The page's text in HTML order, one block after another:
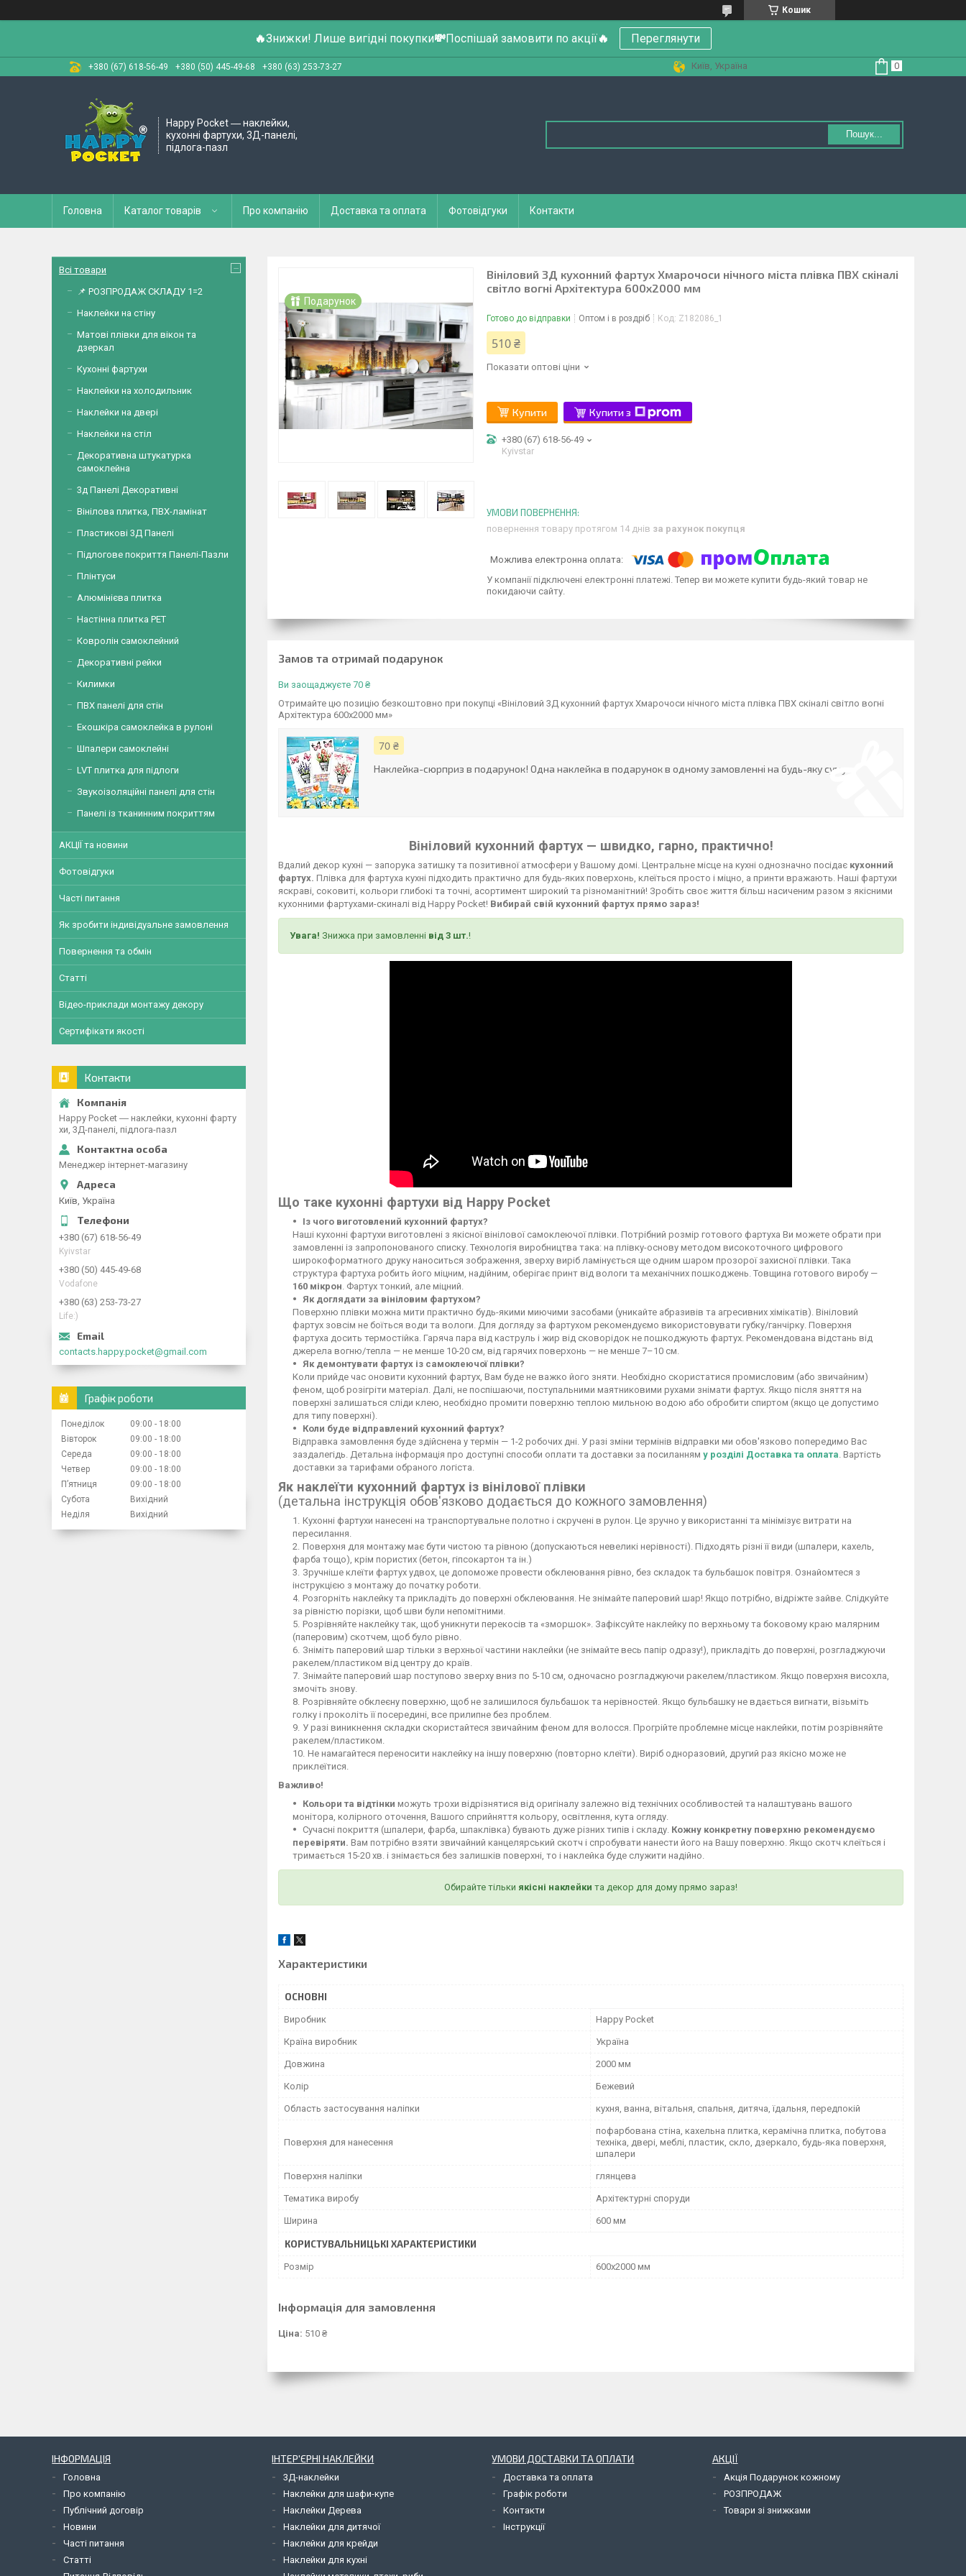
Кошик
🔥Знижки! Лише вигідні покупки💸Поспішай замовити по акції🔥 Переглянути
+380 (67) 618-56-49 +380 (50) 445-49-68 +380 (63) 253-73-27 Київ, Україна
Happy Pocket ― наклейки,
кухонні фартухи, 3Д-панелі,
підлога-пазл
Пошук...
Головна Каталог товарів Про компанію Доставка та оплата Фотовідгуки Контакти
Подарунок
Вініловий 3Д кухонний фартух Хмарочоси нічного міста плівка ПВХ скіналі
світло вогні Архітектура 600х2000 мм
Готово до відправки Оптом і в роздріб Код: Z182086_1
510 ₴
Показати оптові ціни
Купити Купити з
+380 (67) 618-56-49
Kyivstar
повернення товару протягом 14 днів за рахунок покупця
У компанії підключені електронні платежі. Тепер ви можете купити будь-який товар не
покидаючи сайту.
Замов та отримай подарунок
Ви заощаджуєте 70 ₴
Отримайте цю позицію безкоштовно при покупці «Вініловий 3Д кухонний фартух Хмарочоси нічного міста плівка ПВХ скіналі світло вогні
Архітектура 600х2000 мм»
70 ₴
Наклейка-сюрприз в подарунок! Одна наклейка в подарунок в одному замовленні на будь-яку суму
Вініловий кухонний фартух — швидко, гарно, практично!
Вдалий декор кухні — запорука затишку та позитивної атмосфери у Вашому домі. Центральне місце на кухні однозначно посідає кухонний
фартух. Плівка для фартуха кухні підходить практично для будь-яких поверхонь, клеїться просто і міцно, а принти вражають. Наші фартухи
яскраві, соковиті, кольори глибокі та точні, асортимент широкий та різноманітний! Зробіть своє життя більш насиченим разом з якісними
кухонними фартухами-скиналі від Happy Pocket! Вибирай свій кухонний фартух прямо зараз!
Увага! Знижка при замовленні від 3 шт.!
Що таке кухонні фартухи від Happy Pocket
Із чого виготовлений кухонний фартух?
Наші кухонні фартухи виготовлені з якісної вінілової самоклеючої плівки. Потрібний розмір готового фартуха Ви можете обрати при
замовленні із запропонованого списку. Технологія виробництва така: на плівку-основу методом високоточного цифрового
широкоформатного друку наноситься зображення, зверху виріб ламінується ще одним шаром прозорої захисної плівки. Така
структура фартуха робить його міцним, надійним, оберігає принт від вологи та механічних пошкоджень. Товщина готового виробу —
160 мікрон . Фартух тонкий, але міцний.
Як доглядати за вініловим фартухом?
Поверхню плівки можна мити практично будь-якими миючими засобами (уникайте абразивів та агресивних хімікатів). Вініловий
фартух зовсім не боїться води та вологи. Для догляду за фартухом рекомендуємо використовувати губку/ганчірку. Поверхня
фартуха досить термостійка. Гаряча пара від каструль і жир від сковорідок не пошкоджують фартух. Рекомендована відстань від
джерела вогню/тепла — не менше 10-20 см, від гарячих поверхонь — не менше 7–10 см.
Як демонтувати фартух із самоклеючої плівки?
Коли прийде час оновити кухонний фартух, Вам буде не важко його зняти. Необхідно скористатися промисловим (або звичайним)
феном, щоб розігріти матеріал. Далі, не поспішаючи, поступальними маятниковими рухами знімати фартух. Якщо після зняття на
поверхні залишаться сліди клею, необхідно промити поверхню теплою мильною водою або обробити спиртом (якщо це допустимо
для типу поверхні).
Коли буде відправлений кухонний фартух?
Відправка замовлення буде здійснена у термін — 1-2 робочих дні. У разі зміни термінів відправки ми обов'язково попередимо Вас
заздалегідь. Детальна інформація про доступні способи оплати та доставки за посиланням у розділі Доставка та оплата . Вартість
доставки за тарифами обраного логіста.
Як наклеїти кухонний фартух із вінілової плівки
(детальна інструкція обов'язково додається до кожного замовлення)
Кухонні фартухи нанесені на транспортувальне полотно і скручені в рулон. Це зручно у використанні та мінімізує витрати на
пересилання.
Поверхня для монтажу має бути чистою та рівною (допускаються невеликі нерівності). Підходять різні її види (шпалери, кахель,
фарба тощо), крім пористих (бетон, гіпсокартон та ін.)
Зручніше клеїти фартух удвох, це допоможе провести обклеювання рівно, без складок та бульбашок повітря. Ознайомтеся з
інструкцією з монтажу до початку роботи.
Розгорніть наклейку та прикладіть до поверхні обклеювання. Не знімайте паперовий шар! Якщо потрібно, відріжте зайве. Слідкуйте
за рівністю порізки, щоб шви були непомітними.
Розрівняйте наклейку так, щоб уникнути перекосів та «зморшок». Зафіксуйте наклейку по верхньому та боковому краю малярним
(паперовим) скотчем, щоб було рівно.
Зніміть паперовий шар тільки з верхньої частини наклейки (не знімайте весь папір одразу!), прикладіть до поверхні, розгладжуючи
ракелем/пластиком від центру до країв.
Знімайте паперовий шар поступово зверху вниз по 5-10 см, одночасно розгладжуючи ракелем/пластиком. Якщо поверхня висохла,
змочіть знову.
Розрівняйте обклеєну поверхню, щоб не залишилося бульбашок та нерівностей. Якщо бульбашку не вдається вигнати, візьміть
голку і проколіть її посередині, все прилипне без проблем.
У разі виникнення складки скористайтеся звичайним феном для волосся. Прогрійте проблемне місце наклейки, потім розрівняйте
ракелем/пластиком.
Не намагайтеся переносити наклейку на іншу поверхню (повторно клеїти). Виріб одноразовий, другий раз якісно може не
приклеїтися.
Важливо!
Кольори та відтінки можуть трохи відрізнятися від оригіналу залежно від технічних особливостей та налаштувань вашого
монітора, колірного оточення, Вашого сприйняття кольору, освітлення, кута огляду.
Сучасні покриття (шпалери, фарба, шпаклівка) бувають дуже різних типів і складу. Кожну конкретну поверхню рекомендуємо
перевіряти. Вам потрібно взяти звичайний канцелярський скотч і спробувати нанести його на Вашу поверхню. Якщо скотч клеїться і
тримається 15-20 хв. і знімається без залишків поверхні, то і наклейка буде служити надійно.
Обирайте тільки якісні наклейки та декор для дому прямо зараз!
Характеристики
ОСНОВНІ
Виробник Happy Pocket
Країна виробник Україна
Довжина 2000 мм
Колір Бежевий
Область застосування наліпки кухня, ванна, вітальня, спальня, дитяча, їдальня, передпокій
Поверхня для нанесення
пофарбована стіна, кахельна плитка, керамічна плитка, побутова
техніка, двері, меблі, пластик, скло, дзеркало, будь-яка поверхня,
шпалери
Поверхня наліпки глянцева
Тематика виробу Архітектурні споруди
Ширина 600 мм
КОРИСТУВАЛЬНИЦЬКІ ХАРАКТЕРИСТИКИ
Розмір 600х2000 мм
Інформація для замовлення
Ціна: 510 ₴
Всі товари
📌 РОЗПРОДАЖ СКЛАДУ 1=2
Наклейки на стіну
Матові плівки для вікон та
дзеркал
Кухонні фартухи
Наклейки на холодильник
Наклейки на двері
Наклейки на стіл
Декоративна штукатурка
самоклейна
3д Панелі Декоративні
Вінілова плитка, ПВХ-ламінат
Пластикові 3Д Панелі
Підлогове покриття Панелі-Пазли
Плінтуси
Алюмінієва плитка
Настінна плитка PET
Ковролін самоклейний
Декоративні рейки
Килимки
ПВХ панелі для стін
Екошкіра самоклейка в рулоні
Шпалери самоклейні
LVT плитка для підлоги
Звукоізоляційні панелі для стін
Панелі із тканинним покриттям
АКЦІЇ та новини
Фотовідгуки
Часті питання
Як зробити індивідуальне замовлення
Повернення та обмін
Статті
Відео-приклади монтажу декору
Сертифікати якості
Контакти
Happy Pocket ― наклейки, кухонні фарту
хи, 3Д-панелі, підлога-пазл
Менеджер інтернет-магазину
Київ, Україна
+380 (67) 618-56-49
Kyivstar
+380 (50) 445-49-68
Vodafone
+380 (63) 253-73-27
Life:)
contacts.happy.pocket@gmail.com
Графік роботи
Понеділок 09:00
18:00
Вівторок
09:00
18:00
Середа
09:00
18:00
Четвер
09:00
18:00
Пʼятниця
09:00
18:00
Субота
Вихідний
Неділя
Вихідний
ІНФОРМАЦІЯ
Головна
Про компанію
Публічний договір
Новини
Часті питання
Статті
ІНТЕР'ЄРНІ НАКЛЕЙКИ
3Д-наклейки
Наклейки для шафи-купе
Наклейки Дерева
Наклейки для дитячої
Наклейки для крейди
Наклейки для кухні
УМОВИ ДОСТАВКИ ТА ОПЛАТИ
Доставка та оплата
Графік роботи
Контакти
Інструкції
АКЦІЇ
Акція Подарунок кожному
РОЗПРОДАЖ
Товари зі знижками